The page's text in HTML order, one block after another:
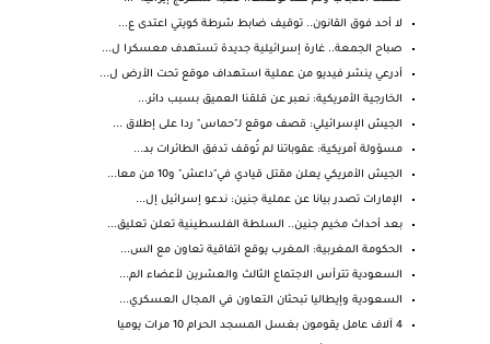
لا أحد فوق القانون.. توقيف ضابط شرطة كويتي اعتدى ع...
صباح الجمعة.. غارة إسرائيلية جديدة تستهدف معسكرا ل...
أدرعي ينشر فيديو من عملية استهداف موقع تحت الأرض ل...
الخارجية الأمريكية: نعبر عن قلقنا العميق بسبب دائر...
الجيش الإسرائيلي: قصف موقع لـ"حماس" ردا على إطلاق ...
مسؤولة أمريكية: عقوباتنا لم تُوقف تدفق الطائرات بد...
الجيش الأمريكي يعلن مقتل قيادي في"داعش" و10 من معا...
الإمارات تصدر بيانا عن عملية جنين: ندعو إسرائيل إل...
بعد أحداث مخيم جنين.. السلطة الفلسطينية تعلن تعليق...
الحكومة المغربية: المغرب يوقع اتفاقية تعاون مع الس...
السعودية تترأس الاجتماع الثالث والعشرين لأعضاء الم...
السعودية وإيطاليا تبحثان التعاون في المجال العسكري...
4 آلاف عامل يقومون بغسل المسجد الحرام 10 مرات يوميا